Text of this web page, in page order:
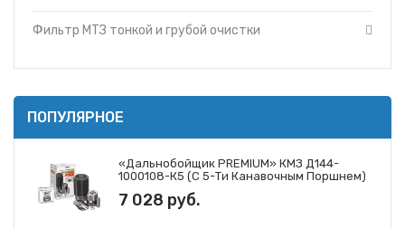
Фильтр МТЗ тонкой и грубой очистки
ПОПУЛЯРНОЕ
«Дальнобойщик PREMIUM» КМЗ Д144-
1000108-К5 (с 5-Ти Канавочным Поршнем)
7 028 руб.